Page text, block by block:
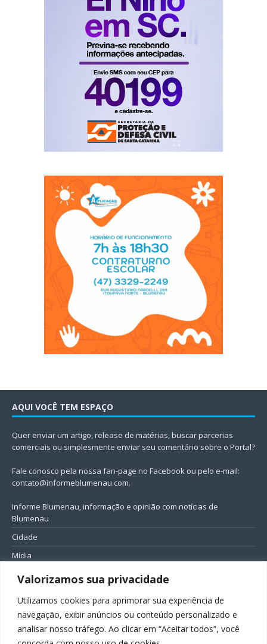
Valorizamos sua privacidade
Utilizamos cookies para aprimorar sua experiência de
navegação, exibir anúncios ou conteúdo personalizado e
analisar nosso tráfego. Ao clicar em “Aceitar todos”, você
AQUI VOCÊ TEM ESPAÇO
Quer enviar um artigo, release de matérias, buscar parcerias
comerciais ou simplesmente enviar seu comentário sobre o Portal?
Fale conosco pela nossa fan-page no Facebook ou pelo e-mail:
contato@informeblumenau.com.
Informe Blumenau, informação e opinião com notícias de
Blumenau
Cidade
Mídia
Entretenimento
Política
FIQUE CONECTADO